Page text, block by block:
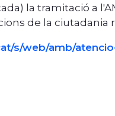
la tramitació a
de la
s/web/amb/